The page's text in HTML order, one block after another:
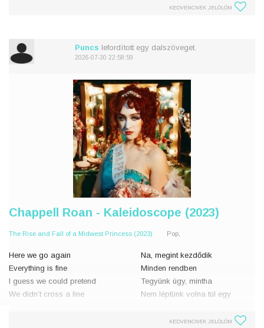
times
I'd love if you knew you were on
át a határokat
Örülnék, ha tudnád, rád gondolo
KEDVENCNEK JELÖLÖM
Puncs lefordított egy dalszöveget.
2026-07-30 22:58:59
Chappell Roan - Kaleidoscope (2023)
The Rise and Fall of a Midwest Princess (2023) Pop,
Here we go again
Everything is fine
I guess we could pretend
We didn’t cross a line
Na, megint kezdődik
Minden rendben
Tegyünk úgy, mintha
Nem léptünk volna túl egy
KEDVENCNEK JELÖLÖM